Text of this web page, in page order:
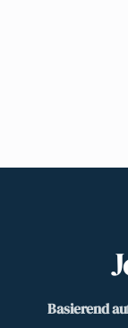
Basierend